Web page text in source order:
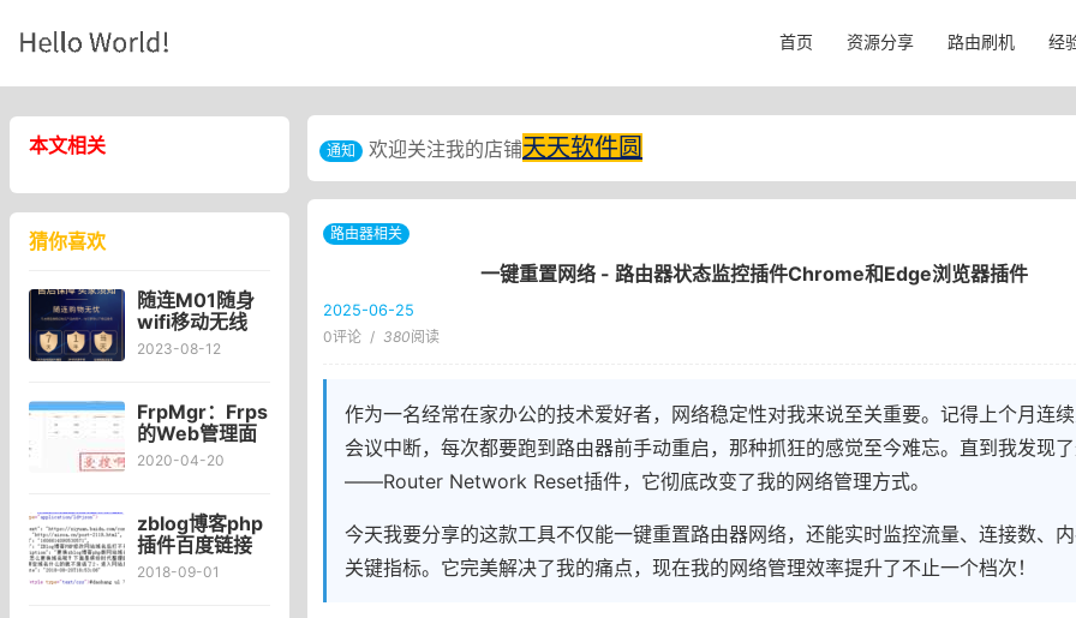
首页 资源分享 路由刷机 经
本文相关
猜你喜欢
随连M01随身
wifi移动无线
wi-fi6全国通用
式插电脑笔记
本车载租房办
公上网5000毫
安_随连旗舰店
2023-08-12
FrpMgr：Frps
的Web管理面
板安装及使用
板：FrpMgr安
装及使用
2020-04-20
zblog博客php
插件百度链接
提交工具(含熊
2018-09-01
通知 欢迎关注我的店铺天天软件圆
路由器相关
一键重置网络 - 路由器状态监控插件Chrome和Edge浏览器插件
2025-06-25
0评论 / 380阅读
作为一名经常在家办公的技术爱好者，网络稳定性对我来说至关重要。记得上个月连
会议中断，每次都要跑到路由器前手动重启，那种抓狂的感觉至今难忘。直到我发现
——Router Network Reset插件，它彻底改变了我的网络管理方式。
今天我要分享的这款工具不仅能一键重置路由器网络，还能实时监控流量、连接数、
关键指标。它完美解决了我的痛点，现在我的网络管理效率提升了不止一个档次！